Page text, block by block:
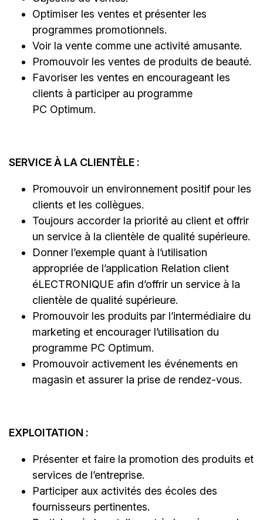
Optimiser les ventes et présenter les
programmes promotionnels.
Voir la vente comme une activité amusante.
Promouvoir les ventes de produits de beauté.
Favoriser les ventes en encourageant les
clients à participer au programme
PC Optimum.
SERVICE À LA CLIENTÈLE :
Promouvoir un environnement positif pour les
clients et les collègues.
Toujours accorder la priorité au client et offrir
un service à la clientèle de qualité supérieure.
Donner l’exemple quant à l’utilisation
appropriée de l’application Relation client
éLECTRONIQUE afin d’offrir un service à la
clientèle de qualité supérieure.
Promouvoir les produits par l’intermédiaire du
marketing et encourager l’utilisation du
programme PC Optimum.
Promouvoir activement les événements en
magasin et assurer la prise de rendez-vous.
EXPLOITATION :
Présenter et faire la promotion des produits et
services de l’entreprise.
Participer aux activités des écoles des
fournisseurs pertinentes.